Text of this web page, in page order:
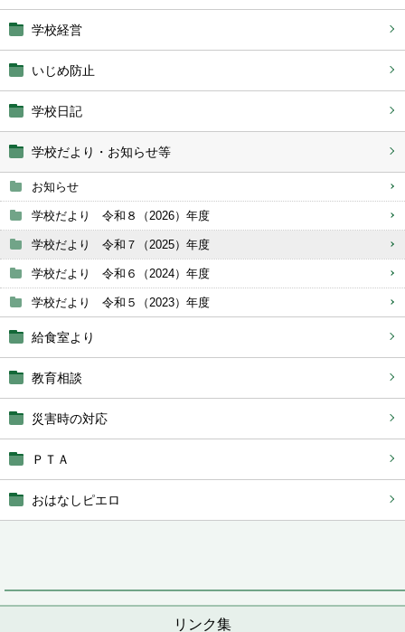
学校経営
いじめ防止
学校日記
学校だより・お知らせ等
お知らせ
学校だより 令和８（2026）年度
学校だより 令和７（2025）年度
学校だより 令和６（2024）年度
学校だより 令和５（2023）年度
給食室より
教育相談
災害時の対応
ＰＴＡ
おはなしピエロ
リンク集